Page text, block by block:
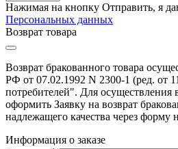
Нажимая на кнопку Отправить, я
Персональных данных
Возврат товара
Возврат бракованного товара
РФ от 07.02.1992 N 2300-1 (ред. от
потребителей". Для осуществления
оформить Заявку на возврат
надлежащего качества через форму
Информация о заказе